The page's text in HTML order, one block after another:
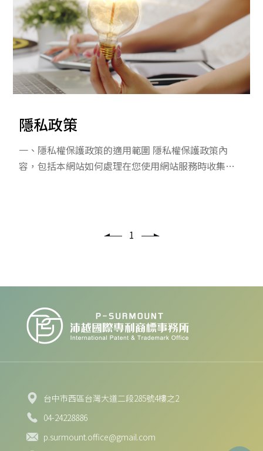
隱私政策
一、隱私權保護政策的適用範圍 隱私權保護政策內
容，包括本網站如何處理在您使用網站服務時收集到
式 當您造訪本網站或使用本網站所提供之功能服務
1
台中市西區台灣大道二段285號4樓之2
04-24228886
p.surmount.office@gmail.com